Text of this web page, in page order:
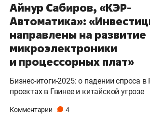
Айнур Сабиров, «КЭР-
Автоматика»:
направлены на развитие
микроэлектроники
и процессорных плат»
Бизнес-итоги-2025: о падении спроса в
проектах в Гвинее и китайской угрозе
Комментарии 4